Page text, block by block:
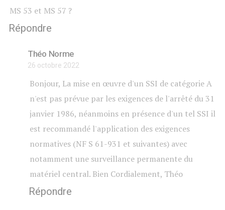
MS 53 et MS 57 ?
Répondre
Théo Norme
26 octobre 2022
Bonjour, La mise en œuvre d'un SSI de catégorie A
n'est pas prévue par les exigences de l'arrêté du 31
janvier 1986, néanmoins en présence d'un tel SSI il
est recommandé l'application des exigences
normatives (NF S 61-931 et suivantes) avec
notamment une surveillance permanente du
matériel central. Bien Cordialement, Théo
Répondre